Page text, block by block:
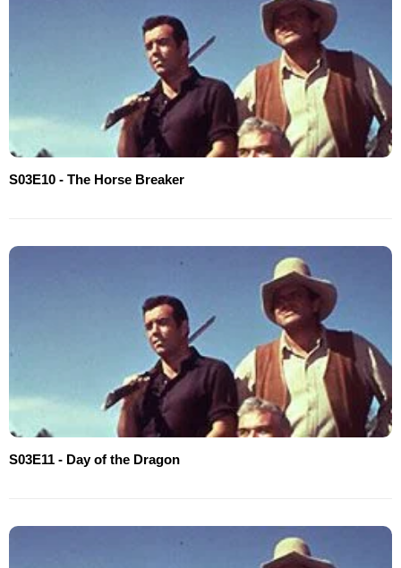
S03E10 - The Horse Breaker
S03E11 - Day of the Dragon